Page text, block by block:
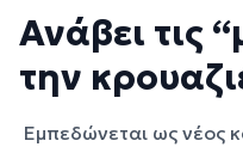
Ανάβει τις
την
Εμπεδώνεται ως νέος